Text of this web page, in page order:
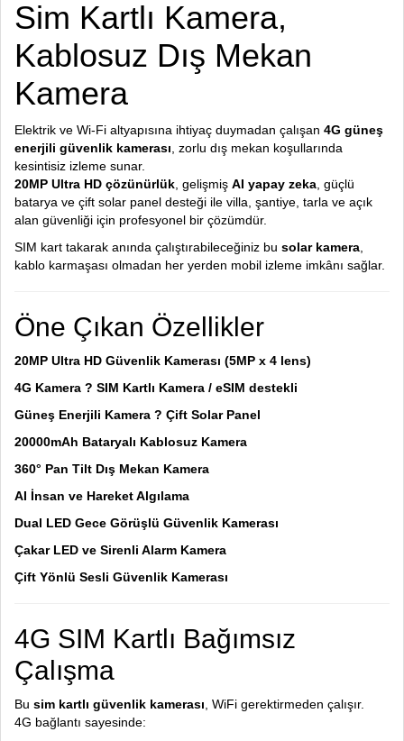
Sim Kartlı Kamera,
Kablosuz Dış Mekan
Kamera
Elektrik ve Wi-Fi altyapısına ihtiyaç duymadan çalışan 4G güneş
enerjili güvenlik kamerası , zorlu dış mekan koşullarında
kesintisiz izleme sunar.
20MP Ultra HD çözünürlük , gelişmiş AI yapay zeka , güçlü
batarya ve çift solar panel desteği ile villa, şantiye, tarla ve açık
alan güvenliği için profesyonel bir çözümdür.
SIM kart takarak anında çalıştırabileceğiniz bu solar kamera
kablo karmaşası olmadan her yerden mobil izleme imkânı sağlar.
Öne Çıkan Özellikler
20MP Ultra HD Güvenlik Kamerası (5MP x 4 lens)
4G Kamera ? SIM Kartlı Kamera / eSIM destekli
Güneş Enerjili Kamera ? Çift Solar Panel
20000mAh Bataryalı Kablosuz Kamera
360° Pan Tilt Dış Mekan Kamera
AI İnsan ve Hareket Algılama
Dual LED Gece Görüşlü Güvenlik Kamerası
Çakar LED ve Sirenli Alarm Kamera
Çift Yönlü Sesli Güvenlik Kamerası
4G SIM Kartlı Bağımsız
Çalışma
Bu sim kartlı güvenlik kamerası , WiFi gerektirmeden çalışır.
4G bağlantı sayesinde: